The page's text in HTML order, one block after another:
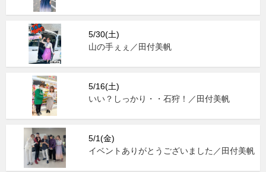
5/30(土)
山の手ぇぇ／田付美帆
5/16(土)
いい？しっかり・・石狩！／田付美帆
5/1(金)
イベントありがとうございました／田付美帆